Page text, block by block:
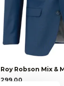
Roy Robson Mix &
299,00